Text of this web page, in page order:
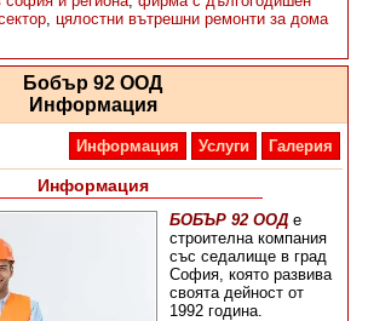
, цялостни вътрешни ремонти за дома
Бобър 92 ООД
Информация
Информация Услуги Галерия
Информация
БОБЪР 92 ООДе
строителна компания
със седалище в град
София, която развива
своята дейност от
1992 година.